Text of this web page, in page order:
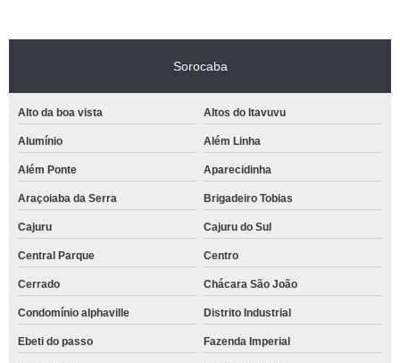
Sorocaba
Alto da boa vista Altos do Itavuvu
Alumínio Além Linha
Além Ponte Aparecidinha
Araçoiaba da Serra Brigadeiro Tobias
Cajuru Cajuru do Sul
Central Parque Centro
Cerrado Chácara São João
Condomínio alphaville Distrito Industrial
Ebeti do passo Fazenda Imperial